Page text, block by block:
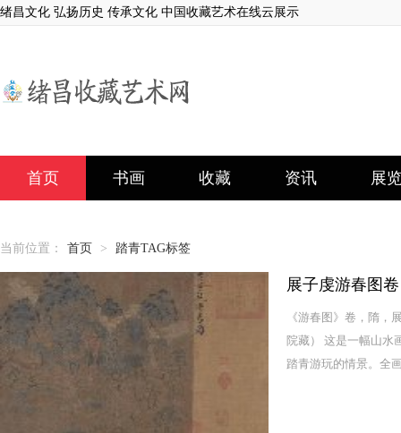
绪昌文化 弘扬历史 传承文化 中国收藏艺术在线云展示
首页 书画 收藏 资讯 展
当前位置： 首页 > 踏青TAG标签
展子虔游春图卷
《游春图》卷，隋，
院藏） 这是一幅山水
踏青游玩的情景。全